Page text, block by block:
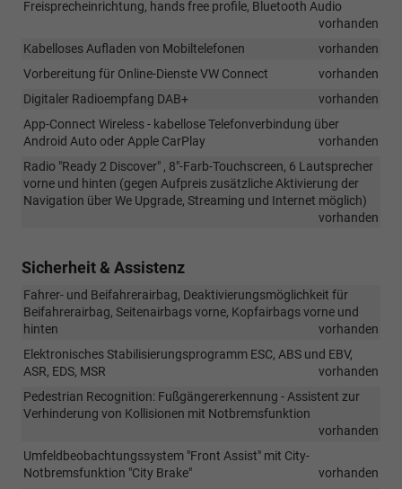
kann
weiterhin
dass
das
mit
den
18-
Zoll-
„Misano“
um
Kenntnisnahme
Freisprecheinrichtung, hands free profile, Bluetooth Audio
vorhanden
Kabelloses Aufladen von Mobiltelefonen
vorhanden
Vorbereitung für Online-Dienste VW Connect
vorhanden
Digitaler Radioempfang DAB+
vorhanden
App-Connect Wireless - kabellose Telefonverbindung über
Android Auto oder Apple CarPlay
vorhanden
Radio "Ready 2 Discover" , 8"-Farb-Touchscreen, 6 Lautsprecher
vorne und hinten (gegen Aufpreis zusätzliche Aktivierung der
Navigation über We Upgrade, Streaming und Internet möglich)
vorhanden
Sicherheit & Assistenz
Fahrer- und Beifahrerairbag, Deaktivierungsmöglichkeit für
Beifahrerairbag, Seitenairbags vorne, Kopfairbags vorne und
hinten
vorhanden
Elektronisches Stabilisierungsprogramm ESC, ABS und EBV,
ASR, EDS, MSR
vorhanden
Pedestrian Recognition: Fußgängererkennung - Assistent zur
Verhinderung von Kollisionen mit Notbremsfunktion
vorhanden
Umfeldbeobachtungssystem "Front Assist" mit City-
Notbremsfunktion "City Brake"
vorhanden